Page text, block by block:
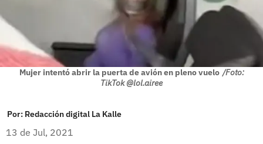
Mujer intentó abrir la puerta de avión en pleno vuelo /Foto:
TikTok @lol.airee
Por: Redacción digital La Kalle
13 de Jul, 2021